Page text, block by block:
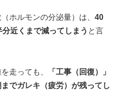
ホルモンの分泌量）は、 40
近くまで減ってしまう と言
走っても、
「工事（回復）」
でガレキ（疲労）が残ってし